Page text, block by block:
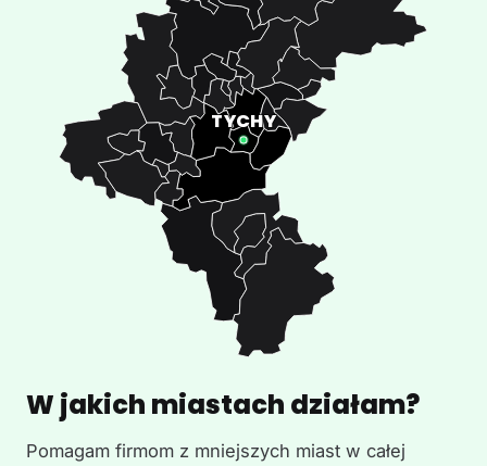
W jakich miastach działam?
Pomagam firmom z mniejszych miast w całej